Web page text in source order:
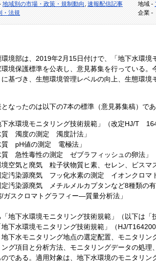
地域別の市場・政策・規制動向, 速報配信記事
・法規
地域 -
企業 -
境部は、2019年2月15日付けで、「地下水環
境保護標準を公表し、意見募集を行っている
基づき、生態環境管理レベルの向上、生態環
なったのは以下の7本の標準（意見募集稿）であ
下水環境モニタリング技術規範」（改定HJ/T
質 濁度の測定 濁度計法」
質 pH値の測定 電極法」
質 急性毒性の測定 ゼブラフィッシュの卵法」
境空気と廃気 粒子状物質ヒ素、セレン、ビス
定汚染源廃気 フッ化水素の測定 イオンクロマ
定汚染源廃気 メチルメルカプタンなど8種類
ガスクロマトグラフィー―質量分析法」
「地下水環境モニタリング技術規範」（以下は
地下水環境モニタリング技術規範」（HJ/
下水モニタリング地点の選定配置、モニタリン
ング項目と分析方法、モニタリングデータの処
である。適用対象は、地下水環境のモニタリン